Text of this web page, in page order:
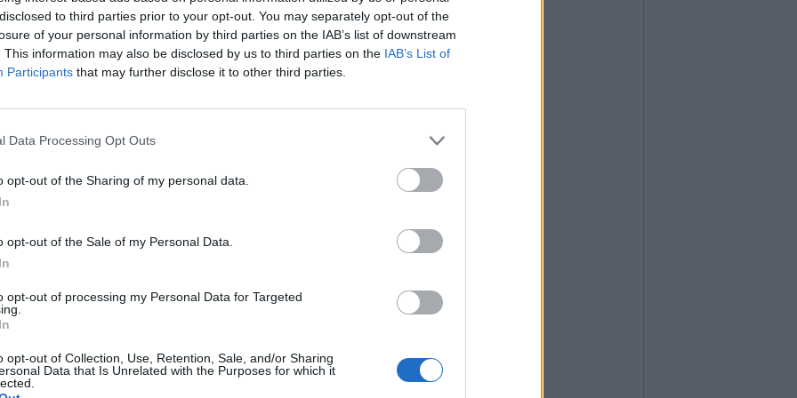
to third parties prior to your opt-out. You may separately opt-out of the
of your personal information by third parties on the IAB’s list of downstream
This information may also be disclosed by us to third parties on the IAB’s List of
Participants that may further disclose it to other third parties.
Data Processing Opt Outs
opt-out of the Sharing of my personal data.
opt-out of the Sale of my Personal Data.
opt-out of processing my Personal Data for Targeted
opt-out of Collection, Use, Retention, Sale, and/or Sharing
Data that Is Unrelated with the Purposes for which it
02 70208212 – 340 9805101 – 345
Castronno
diagosto
abbiamo a cuore l'informazione del nostro
sempre in prima linea per informarvi in modo
Pubblicato il 26 Giugno 2020